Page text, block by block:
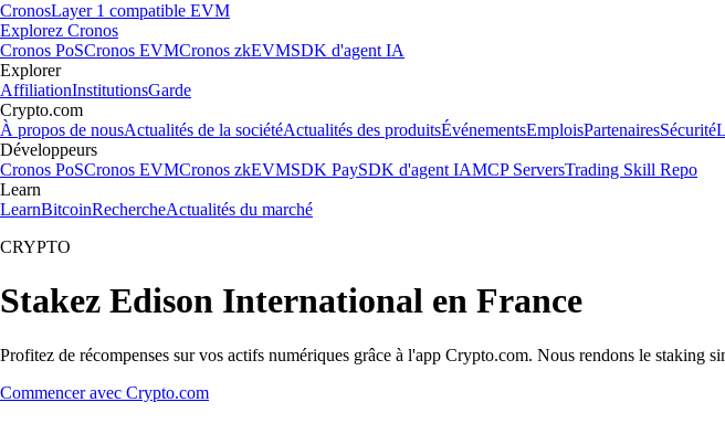
CronosLayer 1 compatible EVM
Explorez Cronos
Cronos PoSCronos EVMCronos zkEVMSDK d'agent IA
Explorer
AffiliationInstitutionsGarde
Crypto.com
À propos de nousActualités de la sociétéActualités des produitsÉvénementsEmploisPartenairesSécurité
Développeurs
Cronos PoSCronos EVMCronos zkEVMSDK PaySDK d'agent IAMCP ServersTrading Skill Repo
Learn
LearnBitcoinRechercheActualités du marché
CRYPTO
Stakez Edison International en France
Profitez de récompenses sur vos actifs numériques grâce à l'app Crypto.com. Nous rendons le staking
Commencer avec Crypto.com